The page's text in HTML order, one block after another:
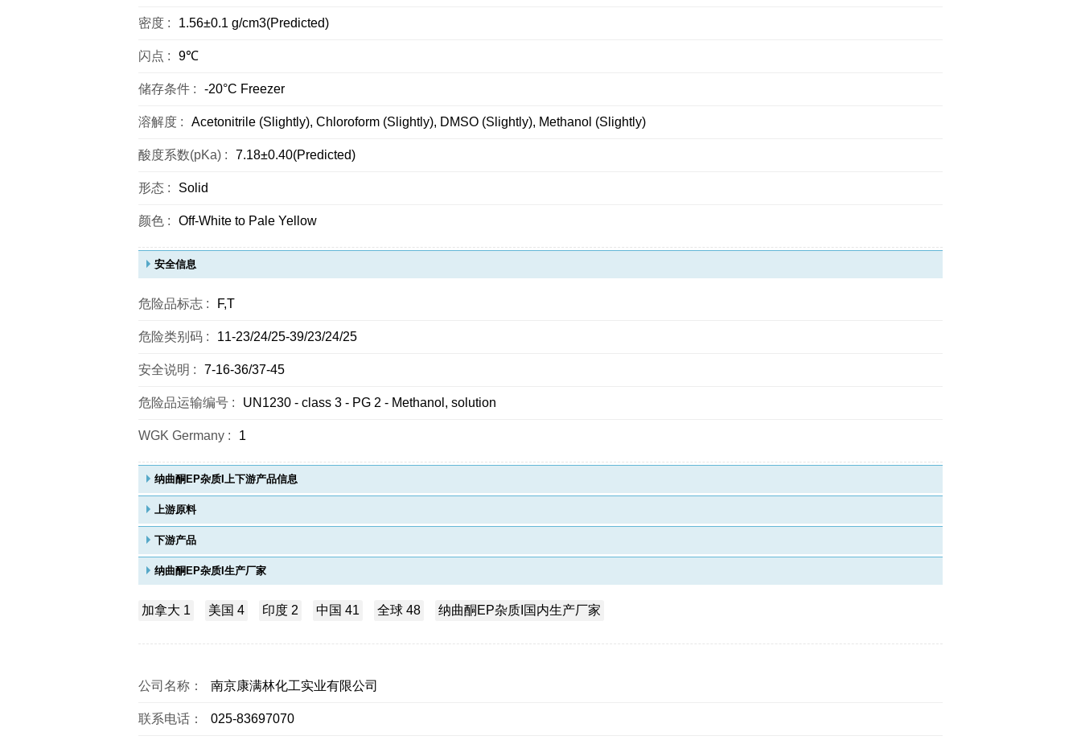
密度 : 1.56±0.1 g/cm3(Predicted)
闪点 : 9℃
储存条件 : -20°C Freezer
溶解度 : Acetonitrile (Slightly), Chloroform (Slightly), DMSO (Slightly), Methanol (Slightly)
酸度系数(pKa) : 7.18±0.40(Predicted)
形态 : Solid
颜色 : Off-White to Pale Yellow
安全信息
危险品标志 : F,T
危险类别码 : 11-23/24/25-39/23/24/25
安全说明 : 7-16-36/37-45
危险品运输编号 : UN1230 - class 3 - PG 2 - Methanol, solution
WGK Germany : 1
纳曲酮EP杂质I上下游产品信息
上游原料
下游产品
纳曲酮EP杂质I生产厂家
加拿大 1 美国 4 印度 2 中国 41 全球 48 纳曲酮EP杂质I国内生产厂家
公司名称： 南京康满林化工实业有限公司
联系电话： 025-83697070